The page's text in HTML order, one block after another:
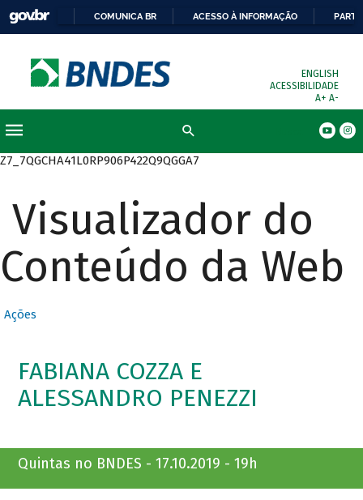
COMUNICA BR ACESSO À INFORMAÇÃO
ENGLISH
ACESSIBILIDADE
A+ A-
Z7_7QGCHA41L0RP906P422Q9QGGA7
Visualizador do
Conteúdo da Web
Ações
FABIANA COZZA E
ALESSANDRO PENEZZI
Quintas no BNDES - 17.10.2019 - 19h